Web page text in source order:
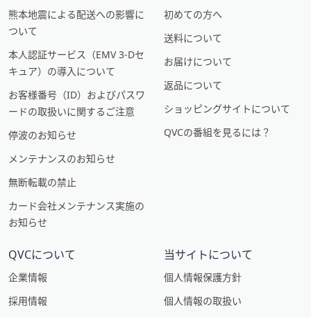
熊本地震による配送への影響に
ついて
本人認証サービス（EMV 3-Dセ
キュア）の導入について
お客様番号（ID）およびパスワ
ードの取扱いに関するご注意
停波のお知らせ
メンテナンスのお知らせ
無断転載の禁止
カード会社メンテナンス実施の
お知らせ
初めての方へ
送料について
お届けについて
返品について
ショッピングサイトについて
QVCの番組を見るには？
QVCについて
企業情報
採用情報
当サイトについて
個人情報保護方針
個人情報の取扱い